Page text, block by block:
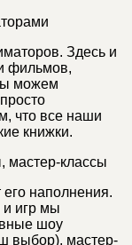
Здесь и
фильмов,
можем
что все наши
книжки.
мастер-классы
его наполнения.
и игр мы
шоу
выбор), мастер-